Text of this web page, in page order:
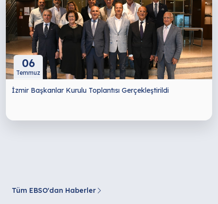
06
Temmuz
İzmir Başkanlar Kurulu Toplantısı Gerçekleştirildi
Tüm EBSO'dan Haberler